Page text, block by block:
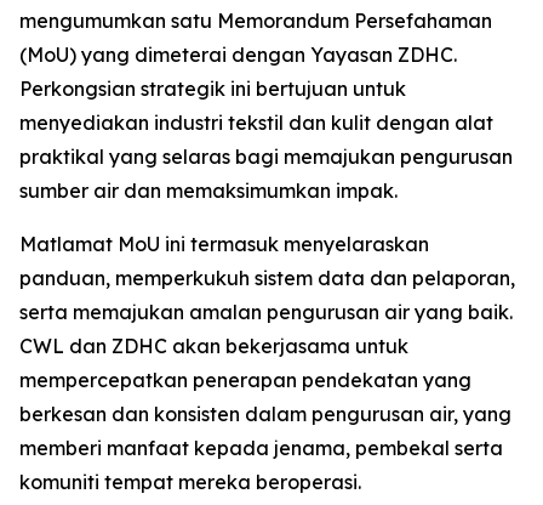
mengumumkan satu Memorandum Persefahaman
(MoU) yang dimeterai dengan Yayasan ZDHC.
Perkongsian strategik ini bertujuan untuk
menyediakan industri tekstil dan kulit dengan alat
praktikal yang selaras bagi memajukan pengurusan
sumber air dan memaksimumkan impak.
Matlamat MoU ini termasuk menyelaraskan
panduan, memperkukuh sistem data dan pelaporan,
serta memajukan amalan pengurusan air yang baik.
CWL dan ZDHC akan bekerjasama untuk
mempercepatkan penerapan pendekatan yang
berkesan dan konsisten dalam pengurusan air, yang
memberi manfaat kepada jenama, pembekal serta
komuniti tempat mereka beroperasi.